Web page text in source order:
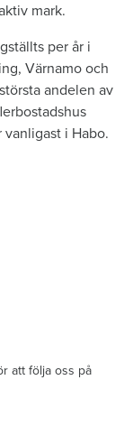
mark.
per år i
Värnamo och
andelen av
vanligast i Habo.
att följa oss på